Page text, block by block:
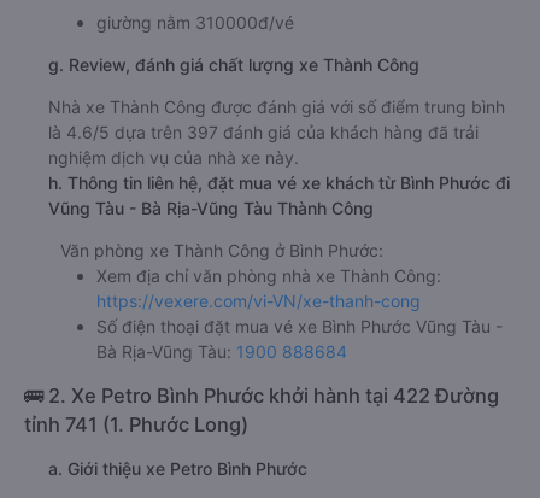
giường nằm 310000đ/vé
g. Review, đánh giá chất lượng xe Thành Công
Nhà xe Thành Công được đánh giá với số điểm trung bình
là 4.6/5 dựa trên 397 đánh giá của khách hàng đã trải
nghiệm dịch vụ của nhà xe này.
h. Thông tin liên hệ, đặt mua vé xe khách từ Bình Phước đi
Vũng Tàu - Bà Rịa-Vũng Tàu Thành Công
Văn phòng xe Thành Công ở Bình Phước:
Xem địa chỉ văn phòng nhà xe Thành Công:
https://vexere.com/vi-VN/xe-thanh-cong
Số điện thoại đặt mua vé xe Bình Phước Vũng Tàu -
Bà Rịa-Vũng Tàu: 1900 888684
🚌 2. Xe Petro Bình Phước khởi hành tại 422 Đường
tỉnh 741 (1. Phước Long)
a. Giới thiệu xe Petro Bình Phước